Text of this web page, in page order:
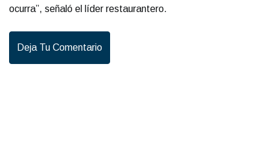
ocurra”, señaló el líder restaurantero.
Deja Tu Comentario